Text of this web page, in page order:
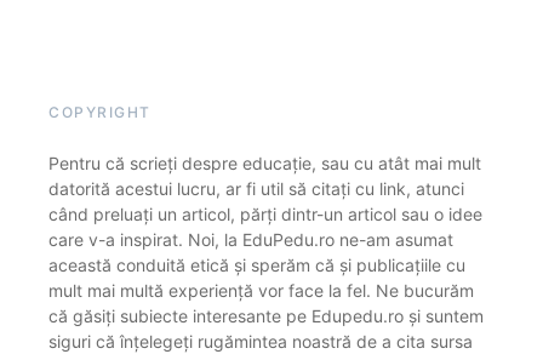
COPYRIGHT
Pentru că scrieți despre educație, sau cu atât mai mult
datorită acestui lucru, ar fi util să citați cu link, atunci
când preluați un articol, părți dintr-un articol sau o idee
care v-a inspirat. Noi, la EduPedu.ro ne-am asumat
această conduită etică și sperăm că și publicațiile cu
mult mai multă experiență vor face la fel. Ne bucurăm
că găsiți subiecte interesante pe Edupedu.ro și suntem
siguri că înțelegeți rugămintea noastră de a cita sursa